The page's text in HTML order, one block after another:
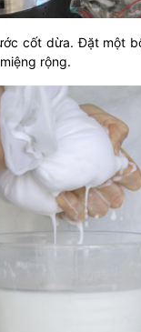
cốt dừa. Đặt một
rộng.